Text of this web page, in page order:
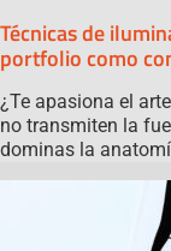
Técnicas de
portfolio como
¿Te apasiona el
no transmiten la
dominas la